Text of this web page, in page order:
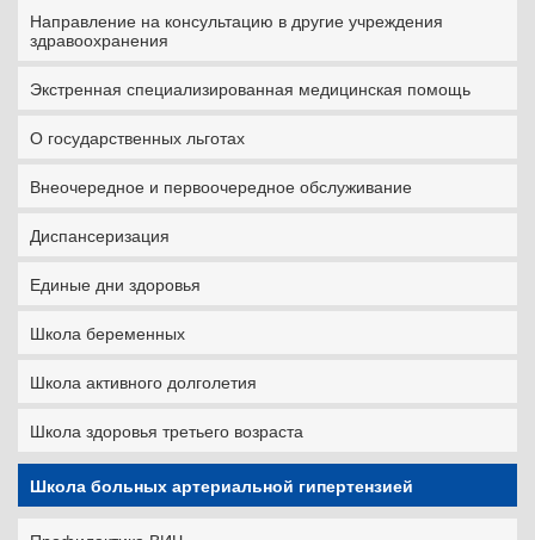
Направление на консультацию в другие учреждения
здравоохранения
Экстренная специализированная медицинская помощь
О государственных льготах
Внеочередное и первоочередное обслуживание
Диспансеризация
Единые дни здоровья
Школа беременных
Школа активного долголетия
Школа здоровья третьего возраста
Школа больных артериальной гипертензией